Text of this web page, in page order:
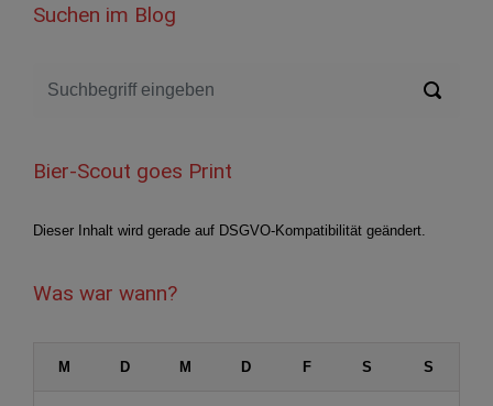
Suchen im Blog
Bier-Scout goes Print
Dieser Inhalt wird gerade auf DSGVO-Kompatibilität geändert.
Was war wann?
M D M D F S S